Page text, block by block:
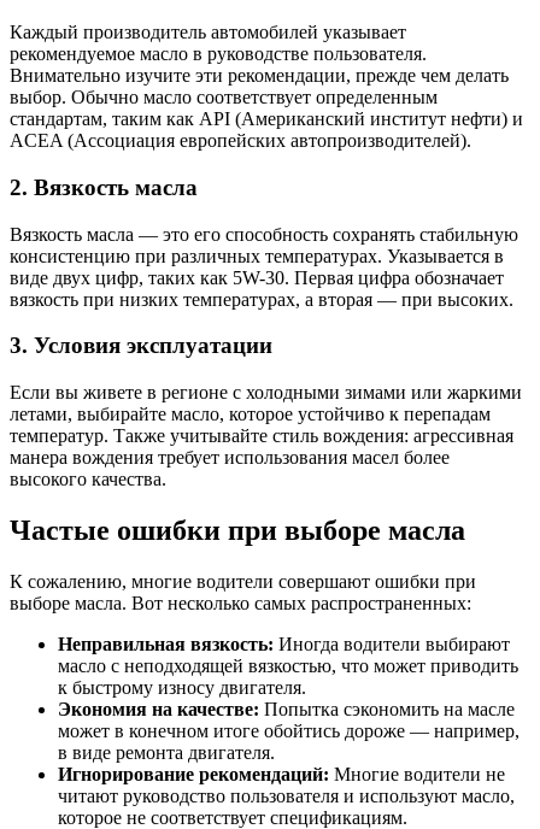
Каждый производитель автомобилей указывает
рекомендуемое масло в руководстве пользователя.
Внимательно изучите эти рекомендации, прежде чем делать
выбор. Обычно масло соответствует определенным
стандартам, таким как API (Американский институт нефти) и
ACEA (Ассоциация европейских автопроизводителей).
2. Вязкость масла
Вязкость масла — это его способность сохранять стабильную
консистенцию при различных температурах. Указывается в
виде двух цифр, таких как 5W-30. Первая цифра обозначает
вязкость при низких температурах, а вторая — при высоких.
3. Условия эксплуатации
Если вы живете в регионе с холодными зимами или жаркими
летами, выбирайте масло, которое устойчиво к перепадам
температур. Также учитывайте стиль вождения: агрессивная
манера вождения требует использования масел более
высокого качества.
Частые ошибки при выборе масла
К сожалению, многие водители совершают ошибки при
выборе масла. Вот несколько самых распространенных:
Неправильная вязкость: Иногда водители выбирают
масло с неподходящей вязкостью, что может приводить
к быстрому износу двигателя.
Экономия на качестве: Попытка сэкономить на масле
может в конечном итоге обойтись дороже — например,
в виде ремонта двигателя.
Игнорирование рекомендаций: Многие водители не
читают руководство пользователя и используют масло,
которое не соответствует спецификациям.